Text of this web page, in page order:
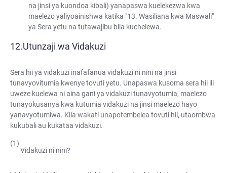
na jinsi ya kuondoa kibali) yanapaswa kuelekezwa kwa
maelezo yaliyoainishwa katika "13. Wasiliana kwa Maswali"
ya Sera yetu na tutawajibu bila kuchelewa.
Utunzaji wa Vidakuzi
Sera hii ya vidakuzi inafafanua vidakuzi ni nini na jinsi
tunavyovitumia kwenye tovuti yetu. Unapaswa kusoma sera hii ili
uweze kuelewa ni aina gani ya vidakuzi tunavyotumia, maelezo
tunayokusanya kwa kutumia vidakuzi na jinsi maelezo hayo
yanavyotumiwa. Kila wakati unapotembelea tovuti hii, utaombwa
kukubali au kukataa vidakuzi.
Vidakuzi ni nini?